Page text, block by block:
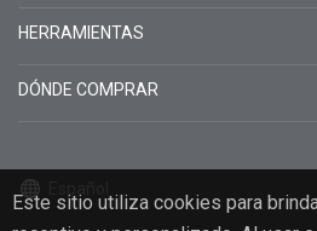
Este sitio utiliza cookies para
HERRAMIENTAS
DÓNDE COMPRAR